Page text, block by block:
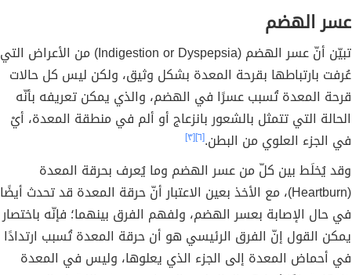
عسر الهضم
تبيّن أنّ عسر الهضم (Indigestion or Dyspepsia) من الأعراض التي
عُرفت بارتباطها بقرحة المعدة بشكل وثيق، ولكن ليس كل حالات
قرحة المعدة تُسبب عسرًا في الهضم، والذي يمكن تعريفه بأنّه
الحالة التي تتمثل بالشعور بانزعاج أو ألم في منطقة المعدة، أيْ
في الجزء العلوي من البطن.[٦] [٣]
وقد يُخلَط بين كلّ من عسر الهضم وما يُعرف بحرقة المعدة
(Heartburn)، مع الأخذ بعين الاعتبار أنّ حرقة المعدة قد تحدث أيضًا
في حال الإصابة بعسر الهضم، ولفهم الفرق بينهما؛ فإنّه باختصار
يمكن القول إنّ الفرق الرئيسي هو أن حرقة المعدة تُسبب ارتدادًا
في أحماض المعدة إلى الجزء الذي يعلوها، وليس في المعدة